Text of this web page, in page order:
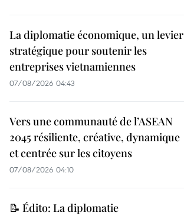
La diplomatie économique, un levier
stratégique pour soutenir les
entreprises vietnamiennes
07/08/2026 04:43
Vers une communauté de l’ASEAN
2045 résiliente, créative, dynamique
et centrée sur les citoyens
07/08/2026 04:10
📝 Édito: La diplomatie